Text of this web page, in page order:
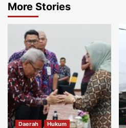
More Stories
Daerah Hukum